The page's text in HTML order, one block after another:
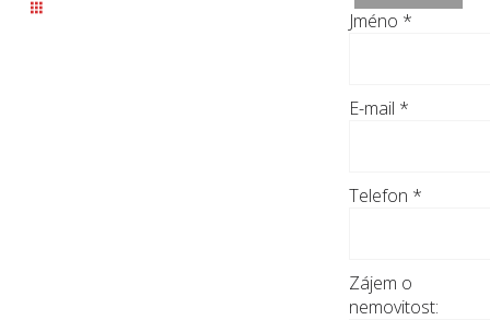
Jméno *
E-mail *
Telefon *
Zájem o
nemovitost: